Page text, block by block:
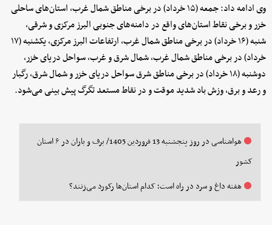
وی ادامه داد: جمعه (۱۵ خرداد) در برخی مناطق شمال غرب، استان‌های ساحلی
خزر و برخی نقاط استان‌های واقع در دامنه‌های جنوبی البرز مرکزی و شرقی،
شنبه (۱۶ خرداد) در برخی مناطق شمال غرب، ارتفاعات البرز مرکزی، یکشنبه (۱۷
خرداد) در برخی مناطق شمال غرب، شمال شرق و غرب، سواحل دریای خزر،
دوشنبه (۱۸ خرداد) در برخی مناطق شرق سواحل دریای خزر و شمال شرق، رگبار
و رعد و برق، وزش باد شدید موقت و در نقاط مستعد تگرگ پیش بینی می‌شود.
هواشناسی در روز پنجشنبه 13 فروردین 1405/ برف و باران در ۶ استان
کشور
هفته داغ و سرد در راه است؛ کدام استان‌ها رکورد می‌زنند؟